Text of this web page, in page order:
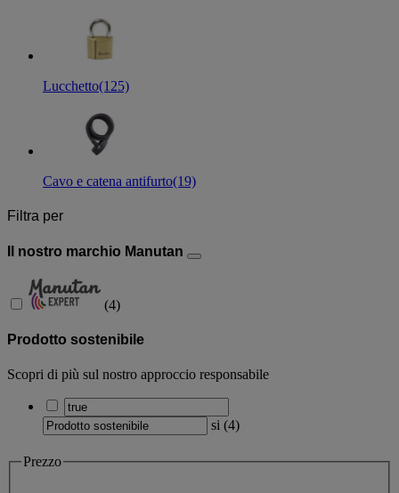
Lucchetto(125)
Cavo e catena antifurto(19)
Filtra per
Il nostro marchio Manutan
(4)
Prodotto sostenibile
Scopri di più sul nostro approccio responsabile
si (4)
Prezzo